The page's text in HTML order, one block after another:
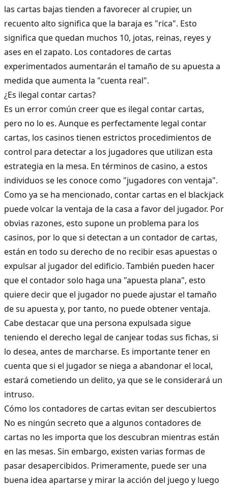
las cartas bajas tienden a favorecer al crupier, un
recuento alto significa que la baraja es "rica". Esto
significa que quedan muchos 10, jotas, reinas, reyes y
ases en el zapato. Los contadores de cartas
experimentados aumentarán el tamaño de su apuesta a
medida que aumenta la "cuenta real".
¿Es ilegal contar cartas?
Es un error común creer que es ilegal contar cartas,
pero no lo es. Aunque es perfectamente legal contar
cartas, los casinos tienen estrictos procedimientos de
control para detectar a los jugadores que utilizan esta
estrategia en la mesa. En términos de casino, a estos
individuos se les conoce como "jugadores con ventaja".
Como ya se ha mencionado, contar cartas en el blackjack
puede volcar la ventaja de la casa a favor del jugador. Por
obvias razones, esto supone un problema para los
casinos, por lo que si detectan a un contador de cartas,
están en todo su derecho de no recibir esas apuestas o
expulsar al jugador del edificio. También pueden hacer
que el contador solo haga una "apuesta plana", esto
quiere decir que el jugador no puede ajustar el tamaño
de su apuesta y, por tanto, no puede obtener ventaja.
Cabe destacar que una persona expulsada sigue
teniendo el derecho legal de canjear todas sus fichas, si
lo desea, antes de marcharse. Es importante tener en
cuenta que si el jugador se niega a abandonar el local,
estará cometiendo un delito, ya que se le considerará un
intruso.
Cómo los contadores de cartas evitan ser descubiertos
No es ningún secreto que a algunos contadores de
cartas no les importa que los descubran mientras están
en las mesas. Sin embargo, existen varias formas de
pasar desapercibidos. Primeramente, puede ser una
buena idea apartarse y mirar la acción del juego y luego